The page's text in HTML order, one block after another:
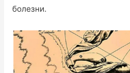
болезни.